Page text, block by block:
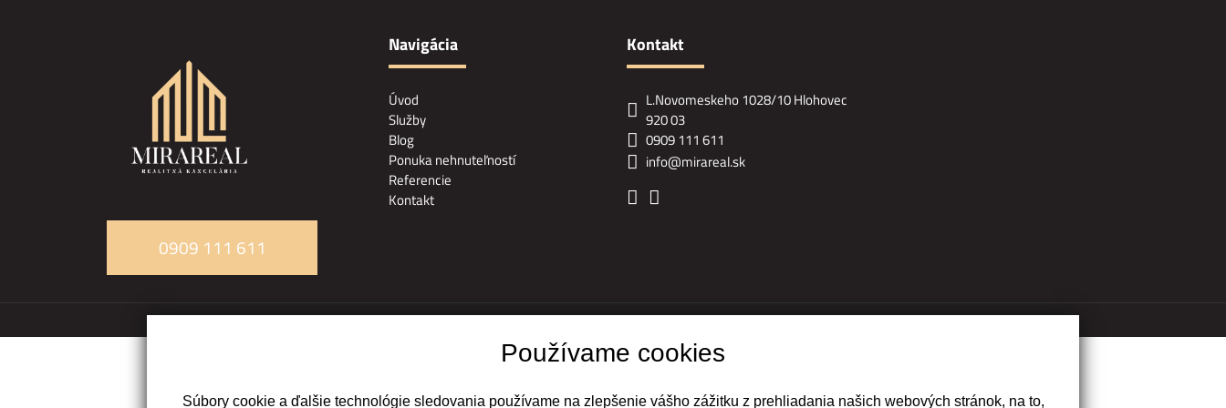
0909 111 611
Navigácia
Úvod
Služby
Blog
Ponuka nehnuteľností
Referencie
Kontakt
Kontakt
L.Novomeskeho 1028/10 Hlohovec
920 03
0909 111 611
info@mirareal.sk
webdesign|webex.digital
Používame cookies
Súbory cookie a ďalšie technológie sledovania používame na zlepšenie vášho zážitku z prehliadania našich webových stránok, na to,